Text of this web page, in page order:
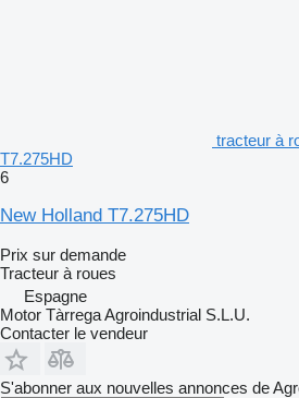
tracteur à
T7.275HD
6
New Holland T7.275HD
Prix sur demande
Tracteur à roues
Espagne
Motor Tàrrega Agroindustrial S.L.U.
Contacter le vendeur
S'abonner aux nouvelles annonces de